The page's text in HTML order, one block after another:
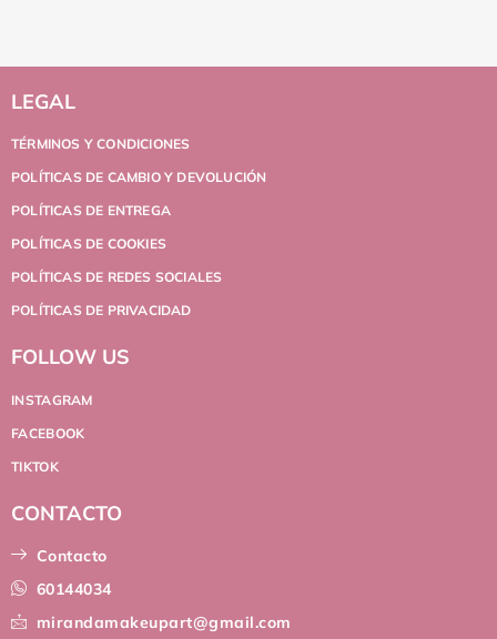
LEGAL
TÉRMINOS Y CONDICIONES
POLÍTICAS DE CAMBIO Y DEVOLUCIÓN
POLÍTICAS DE ENTREGA
POLÍTICAS DE COOKIES
POLÍTICAS DE REDES SOCIALES
POLÍTICAS DE PRIVACIDAD
FOLLOW US
INSTAGRAM
FACEBOOK
TIKTOK
CONTACTO
Contacto
60144034
mirandamakeupart@gmail.com